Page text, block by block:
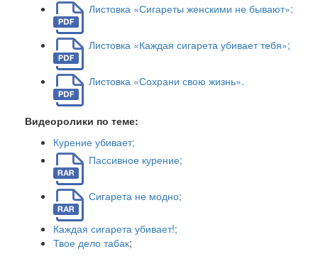
Листовка «Сигареты женскими не бывают»;
Листовка «Каждая сигарета убивает тебя»;
Листовка «Сохрани свою жизнь».
Видеоролики по теме:
Курение убивает;
Пассивное курение;
Сигарета не модно;
Каждая сигарета убивает!;
Твое дело табак;